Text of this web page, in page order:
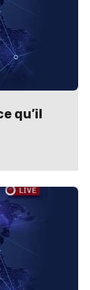
qu’il